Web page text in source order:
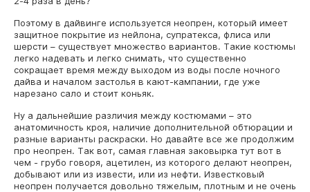
Поэтому в дайвинге используется неопрен, который имеет
защитное покрытие из нейлона, супратекса, флиса или
шерсти – существует множество вариантов. Такие костюмы
легко надевать и легко снимать, что существенно
сокращает время между выходом из воды после ночного
дайва и началом застолья в кают-кампании, где уже
нарезано сало и стоит коньяк.
Ну а дальнейшие различия между костюмами – это
анатомичность кроя, наличие дополнительной обтюрации и
разные варианты раскраски. Но давайте все же продолжим
про неопрен. Так вот, самая главная заковырка тут вот в
чем - грубо говоря, ацетилен, из которого делают неопрен,
добывают или из извести, или из нефти. Известковый
неопрен получается довольно тяжелым, плотным и не очень